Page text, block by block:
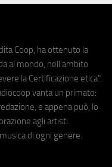
Coop, ha ottenuto la
al mondo, nell'ambito
la Certificazione etica".
vanta un primato:
e appena può, lo
agli artisti.
di ogni genere.